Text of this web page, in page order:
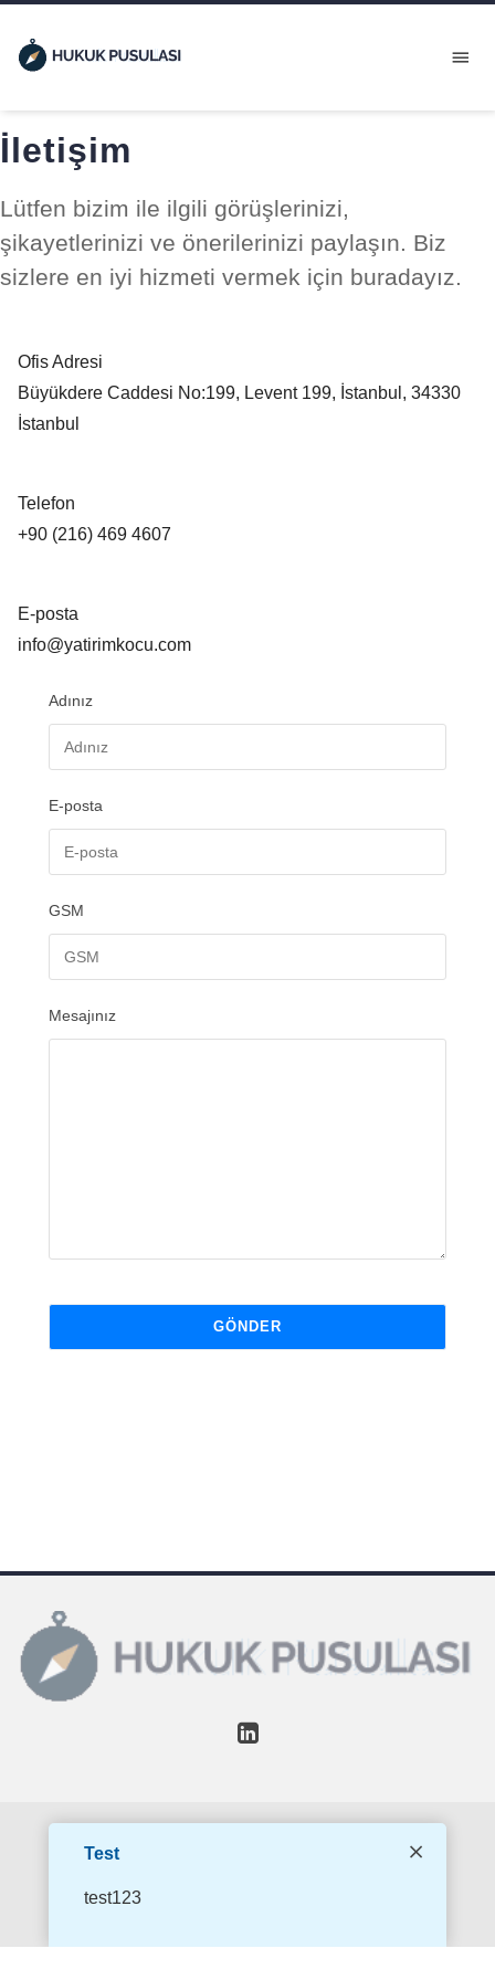
İletişim
Lütfen bizim ile ilgili görüşlerinizi,
şikayetlerinizi ve önerilerinizi paylaşın. Biz
sizlere en iyi hizmeti vermek için buradayız.
Ofis Adresi
Büyükdere Caddesi No:199, Levent 199, İstanbul, 34330
İstanbul
Telefon
+90 (216) 469 4607
E-posta
info@yatirimkocu.com
Adınız
E-posta
GSM
Mesajınız
GÖNDER
Test
test123